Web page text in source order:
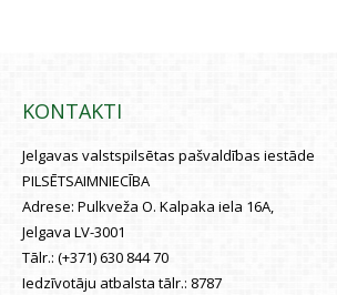
KONTAKTI
Jelgavas valstspilsētas pašvaldības iestāde
PILSĒTSAIMNIECĪBA
Adrese: Pulkveža O. Kalpaka iela 16A,
Jelgava LV-3001
Tālr.: (+371) 630 844 70
Iedzīvotāju atbalsta tālr.: 8787